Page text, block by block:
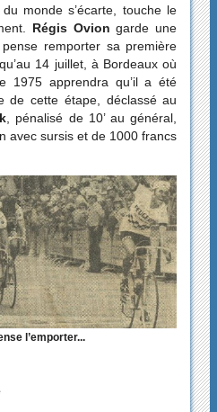
monde s’écarte, touche le
Régis Ovion garde une
remporter sa première
14 juillet, à Bordeaux où
1975 apprendra qu’il a été
de cette étape, déclassé au
, pénalisé de 10’ au général,
avec sursis et de 1000 francs
l’emporter...